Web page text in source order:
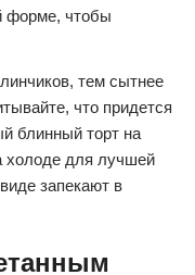
форме, чтобы
тем сытнее
что придется
блинный торт на
для лучшей
запекают в